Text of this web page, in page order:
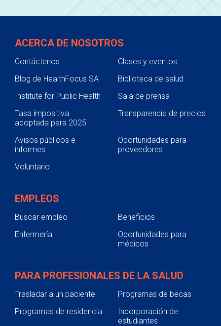
ACERCA DE NOSOTROS
Contáctenos
Clases y eventos
Blog de HealthFocus SA
Biblioteca de salud
Institute for Public Health
Sala de prensa
Tasa impositiva
adoptada para 2025
Transparencia de precios
Avisos públicos e
informes
Oportunidades para
proveedores
Voluntario
EMPLEOS
Buscar empleo
Beneficios
Enfermería
Oportunidades para
médicos
PARA PROFESIONALES DE LA SALUD
Trasladar a un paciente
Programas de becas
Programas de residencia
Incorporación de
estudiantes